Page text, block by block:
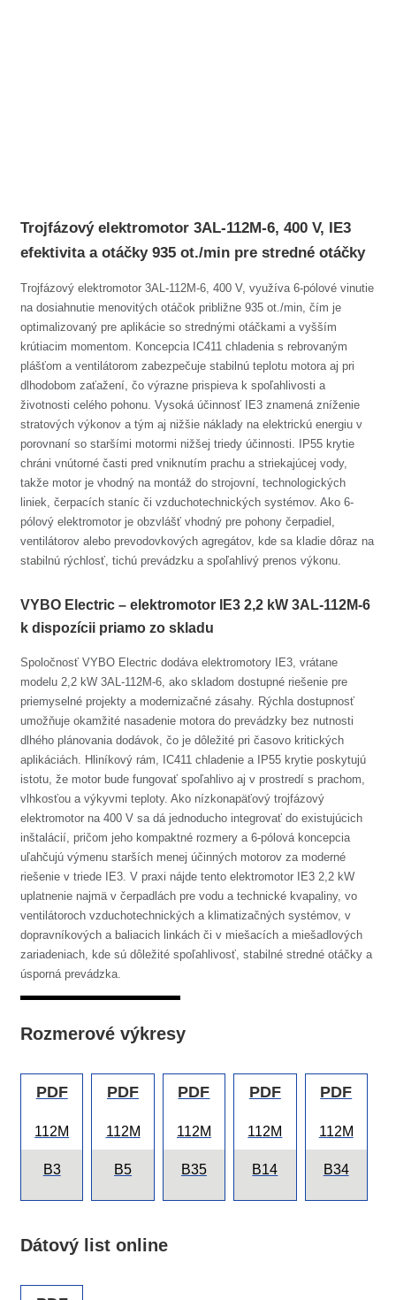
Trojfázový elektromotor 3AL-112M-6, 400 V, IE3
efektivita a otáčky 935 ot./min pre stredné otáčky
Trojfázový elektromotor 3AL-112M-6, 400 V, využíva 6-pólové vinutie
na dosiahnutie menovitých otáčok približne 935 ot./min, čím je
optimalizovaný pre aplikácie so strednými otáčkami a vyšším
krútiacim momentom. Koncepcia IC411 chladenia s rebrovaným
plášťom a ventilátorom zabezpečuje stabilnú teplotu motora aj pri
dlhodobom zaťažení, čo výrazne prispieva k spoľahlivosti a
životnosti celého pohonu. Vysoká účinnosť IE3 znamená zníženie
stratových výkonov a tým aj nižšie náklady na elektrickú energiu v
porovnaní so staršími motormi nižšej triedy účinnosti. IP55 krytie
chráni vnútorné časti pred vniknutím prachu a striekajúcej vody,
takže motor je vhodný na montáž do strojovní, technologických
liniek, čerpacích staníc či vzduchotechnických systémov. Ako 6-
pólový elektromotor je obzvlášť vhodný pre pohony čerpadiel,
ventilátorov alebo prevodovkových agregátov, kde sa kladie dôraz na
stabilnú rýchlosť, tichú prevádzku a spoľahlivý prenos výkonu.
VYBO Electric – elektromotor IE3 2,2 kW 3AL-112M-6
k dispozícii priamo zo skladu
Spoločnosť VYBO Electric dodáva elektromotory IE3, vrátane
modelu 2,2 kW 3AL-112M-6, ako skladom dostupné riešenie pre
priemyselné projekty a modernizačné zásahy. Rýchla dostupnosť
umožňuje okamžité nasadenie motora do prevádzky bez nutnosti
dlhého plánovania dodávok, čo je dôležité pri časovo kritických
aplikáciách. Hliníkový rám, IC411 chladenie a IP55 krytie poskytujú
istotu, že motor bude fungovať spoľahlivo aj v prostredí s prachom,
vlhkosťou a výkyvmi teploty. Ako nízkonapäťový trojfázový
elektromotor na 400 V sa dá jednoducho integrovať do existujúcich
inštalácií, pričom jeho kompaktné rozmery a 6-pólová koncepcia
uľahčujú výmenu starších menej účinných motorov za moderné
riešenie v triede IE3. V praxi nájde tento elektromotor IE3 2,2 kW
uplatnenie najmä v čerpadlách pre vodu a technické kvapaliny, vo
ventilátoroch vzduchotechnických a klimatizačných systémov, v
dopravníkových a baliacich linkách či v miešacích a miešadlových
zariadeniach, kde sú dôležité spoľahlivosť, stabilné stredné otáčky a
úsporná prevádzka.
Rozmerové výkresy
PDF
112M
B3
PDF
112M
B5
PDF
112M
B35
PDF
112M
B14
PDF
112M
B34
Dátový list online